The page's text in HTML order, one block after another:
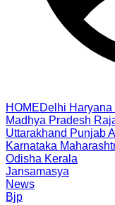
HOMEDelhi Haryana
Madhya Pradesh
Uttarakhand Punjab
Karnataka
Odisha Kerala
Jansamasya
News
Bjp